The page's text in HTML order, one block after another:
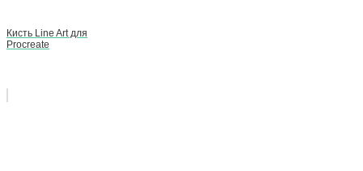
Кисть Line Art для
Procreate